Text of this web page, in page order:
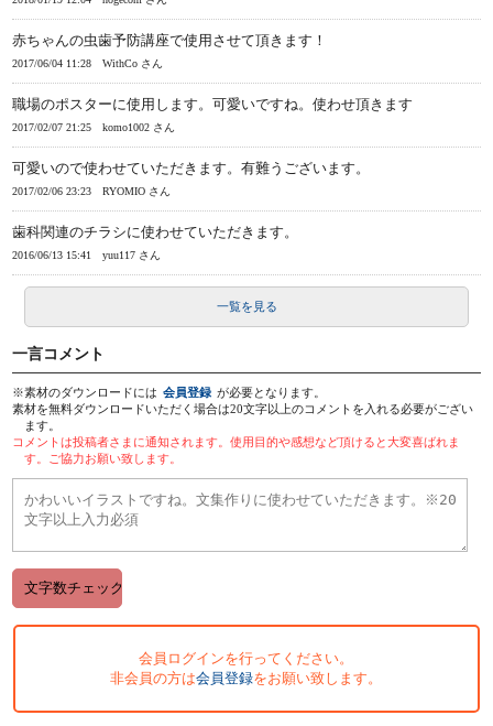
赤ちゃんの虫歯予防講座で使用させて頂きます！
2017/06/04 11:28 WithCo さん
職場のポスターに使用します。可愛いですね。使わせ頂きます
2017/02/07 21:25 komo1002 さん
可愛いので使わせていただきます。有難うございます。
2017/02/06 23:23 RYOMIO さん
歯科関連のチラシに使わせていただきます。
2016/06/13 15:41 yuu117 さん
一覧を見る
一言コメント
※素材のダウンロードには 会員登録 が必要となります。
素材を無料ダウンロードいただく場合は20文字以上のコメントを入れる必要がござい
ます。
コメントは投稿者さまに通知されます。使用目的や感想など頂けると大変喜ばれま
す。ご協力お願い致します。
会員ログインを行ってください。
非会員の方は会員登録をお願い致します。